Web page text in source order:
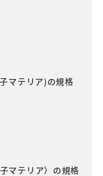
マテリア)の規格
マテリア）の規格